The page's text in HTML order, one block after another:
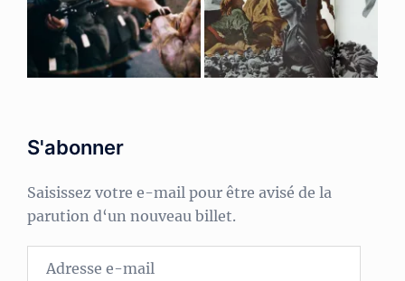
S'abonner
Saisissez votre e-mail pour être avisé de la
parution d‘un nouveau billet.